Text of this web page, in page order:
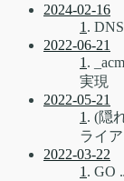
2024-02-16
1 .
2022-06-21
1 .
実現
2022-05-21
1 . (隠
ライ
2022-03-22
1 . GO